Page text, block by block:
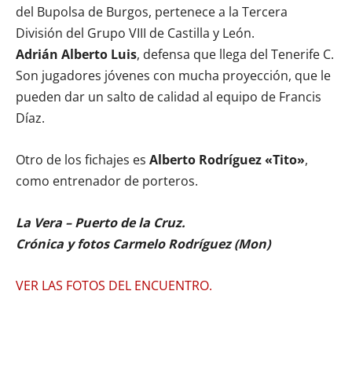
del Bupolsa de Burgos, pertenece a la Tercera
División del Grupo VIII de Castilla y León.
Adrián Alberto Luis, defensa que llega del Tenerife C.
Son jugadores jóvenes con mucha proyección, que le
pueden dar un salto de calidad al equipo de Francis
Díaz.
Otro de los fichajes es Alberto Rodríguez «Tito»,
como entrenador de porteros.
La Vera – Puerto de la Cruz.
Crónica y fotos Carmelo Rodríguez (Mon)
VER LAS FOTOS DEL ENCUENTRO.